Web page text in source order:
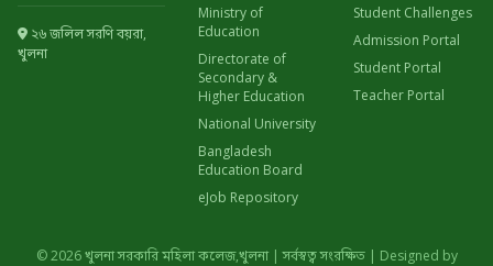
২৬ জলিল সরণি বয়রা,
খুলনা
Ministry of
Education
Directorate of
Secondary &
Higher Education
National University
Bangladesh
Education Board
eJob Repository
Student Challenges
Admission Portal
Student Portal
Teacher Portal
© 2026 খুলনা সরকারি মহিলা কলেজ,খুলনা | সর্বস্বত্ব সংরক্ষিত | Designed by